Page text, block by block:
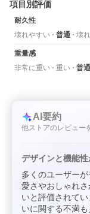
項目別評価
耐久性
壊れやすい
普通 壊
重量感
非常に重い
重い 普通
AI要約
他ストアのレビュー
デザインと機能
多くのユーザー
愛さやおしゃれ
いと評価されて
いに関する不満